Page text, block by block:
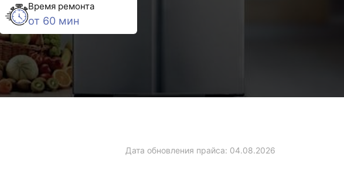
Время ремонта
от 60 мин
Дата обновления прайса: 04.08.2026